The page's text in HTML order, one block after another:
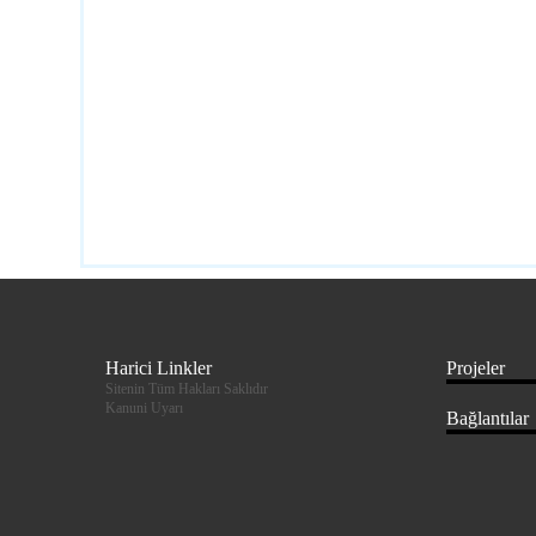
Harici Linkler
Sitenin Tüm Hakları Saklıdır
Kanuni Uyarı
Projeler
Bağlantılar